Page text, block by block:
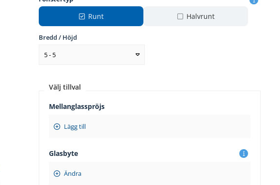
Runt Halvrunt
Bredd / Höjd
5 - 5
Välj tillval
Mellanglasspröjs
Lägg till
Glasbyte
Ändra